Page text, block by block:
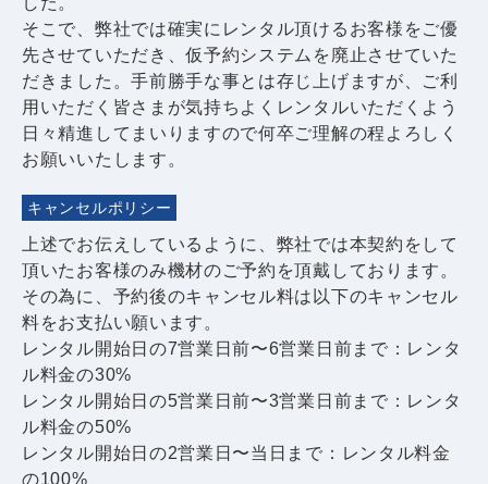
そこで、弊社では確実にレンタル頂けるお客様をご優
先させていただき、仮予約システムを廃止させていた
だきました。手前勝手な事とは存じ上げますが、ご利
用いただく皆さまが気持ちよくレンタルいただくよう
日々精進してまいりますので何卒ご理解の程よろしく
お願いいたします。
キャンセルポリシー
上述でお伝えしているように、弊社では本契約をして
頂いたお客様のみ機材のご予約を頂戴しております。
その為に、予約後のキャンセル料は以下のキャンセル
料をお支払い願います。
レンタル開始日の7営業日前〜6営業日前まで：レンタ
ル料金の30%
レンタル開始日の5営業日前〜3営業日前まで：レンタ
ル料金の50%
レンタル開始日の2営業日〜当日まで：レンタル料金
の100%